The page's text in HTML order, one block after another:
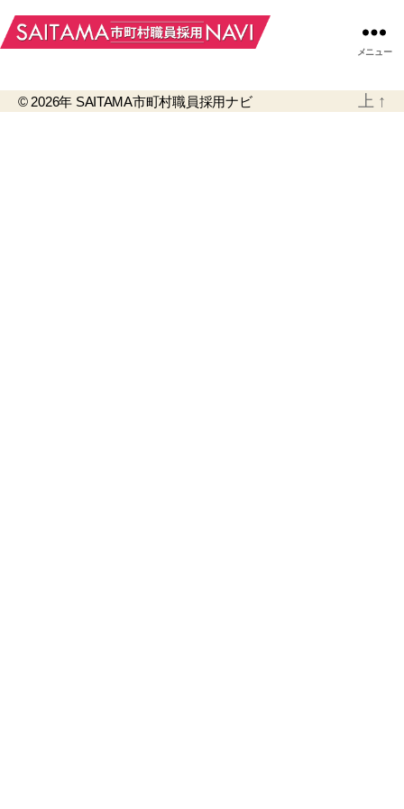
メニュー
© 2026年 SAITAMA市町村職員採用ナビ 上 ↑